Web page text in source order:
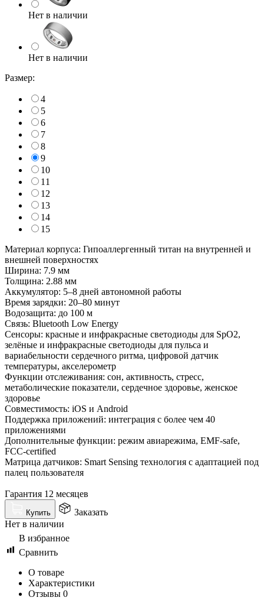
Нет в наличии
Нет в наличии
Размер:
4
5
6
7
8
9
10
11
12
13
14
15
Материал корпуса: Гипоаллергенный титан на внутренней и
внешней поверхностях
Ширина: 7.9 мм
Толщина: 2.88 мм
Аккумулятор: 5–8 дней автономной работы
Время зарядки: 20–80 минут
Водозащита: до 100 м
Связь: Bluetooth Low Energy
Сенсоры: красные и инфракрасные светодиоды для SpO2,
зелёные и инфракрасные светодиоды для пульса и
вариабельности сердечного ритма, цифровой датчик
температуры, акселерометр
Функции отслеживания: сон, активность, стресс,
метаболические показатели, сердечное здоровье, женское
здоровье
Совместимость: iOS и Android
Поддержка приложений: интеграция с более чем 40
приложениями
Дополнительные функции: режим авиарежима, EMF-safe,
FCC-certified
Матрица датчиков: Smart Sensing технология с адаптацией под
палец пользователя
Гарантия 12 месяцев
Купить
Заказать
Нет в наличии
В избранное
Сравнить
О товаре
Характеристики
Отзывы 0